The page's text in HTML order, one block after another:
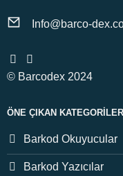
Info@barco-
© Barcodex 2024
ÖNE ÇIKAN KATEGORILER
Barkod Okuyucular
Barkod Yazıcılar